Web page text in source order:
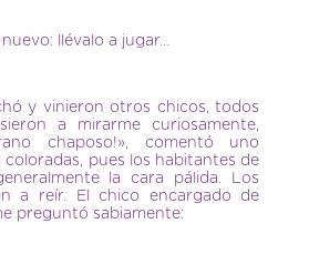
llévalo a jugar…
y vinieron otros chicos, todos
a mirarme curiosamente,
chaposo!», comentó uno
coloradas, pues los habitantes de
la cara pálida. Los
a reír. El chico encargado de
preguntó sabiamente: